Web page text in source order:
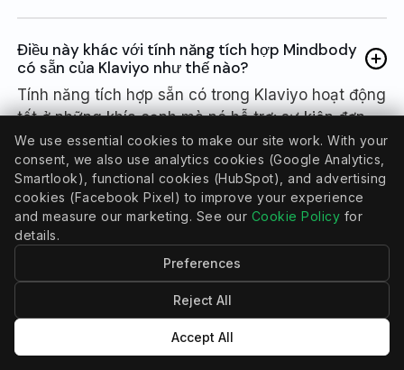
Điều này khác với tính năng tích hợp Mindbody
có sẵn của Klaviyo như thế nào?
Tính năng tích hợp sẵn có trong Klaviyo hoạt động
tốt ở những khía cạnh mà nó hỗ trợ: sự kiện đơn
hàng với phân bổ doanh thu và đồng bộ hóa sự
đồng ý qua email. CRMConnect vượt trội hơn ở
mọi khía cạnh khác: hơn 69 thuộc tính hồ sơ so với
15, 15 chỉ số sự kiện so với 11, điền dữ liệu sự kiện
lịch sử (tài liệu của Klaviyo cho biết tính năng tích
sử), cộng thêm các sự kiện cuộc hẹn, thành viên
và hủy hợp đồng mà tính năng tích hợp gốc không
tạo ra. Và tất cả được thực hiện tự động trong quá
trình thiết lập ban đầu thay vì bạn phải tự thực
We use essential cookies to make our site work. With your
consent, we also use analytics cookies (Google Analytics,
Smartlook), functional cookies (HubSpot), and advertising
cookies (Facebook Pixel) to improve your experience
and measure our marketing. See our Cookie Policy for
details.
Preferences
Reject All
Accept All